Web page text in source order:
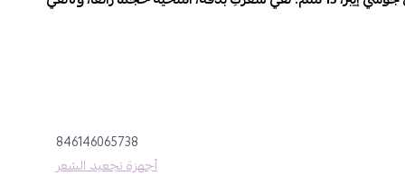
لضمان عدم التصاق الشعر
846146065738
أجهزة تجعيد الشعر